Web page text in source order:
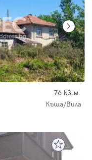
76 кв.м.
Къща/Вила